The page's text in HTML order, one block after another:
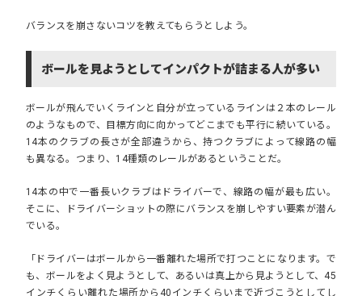
バランスを崩さないコツを教えてもらうとしよう。
ボールを見ようとしてインパクトが詰まる人が多い
ボールが飛んでいくラインと自分が立っているラインは２本のレール
のようなもので、目標方向に向かってどこまでも平行に続いている。
14本のクラブの長さが全部違うから、持つクラブによって線路の幅
も異なる。つまり、14種類のレールがあるということだ。
14本の中で一番長いクラブはドライバーで、線路の幅が最も広い。
そこに、ドライバーショットの際にバランスを崩しやすい要素が潜ん
でいる。
「ドライバーはボールから一番離れた場所で打つことになります。で
も、ボールをよく見ようとして、あるいは真上から見ようとして、45
インチくらい離れた場所から40インチくらいまで近づこうとしてし